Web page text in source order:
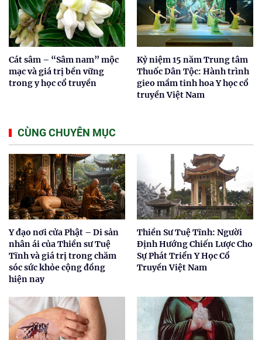
Cát sâm – “Sâm nam” mộc
mạc và giá trị bền vững
trong y học cổ truyền
Kỷ niệm 15 năm Trung tâm
Thuốc Dân Tộc: Hành trình
gieo mầm tinh hoa Y học cổ
truyền Việt Nam
CÙNG CHUYÊN MỤC
Y đạo nơi cửa Phật – Di sản
nhân ái của Thiền sư Tuệ
Tĩnh và giá trị trong chăm
sóc sức khỏe cộng đồng
hiện nay
Thiền Sư Tuệ Tĩnh: Người
Định Hướng Chiến Lược Cho
Sự Phát Triển Y Học Cổ
Truyền Việt Nam